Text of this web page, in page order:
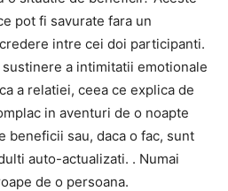
pot fi savurate fara un
intre cei doi participanti.
a intimitatii emotionale
a relatiei, ceea ce explica de
in aventuri de o noapte
beneficii sau, daca o fac, sunt
auto-actualizati. . Numai
de o persoana.